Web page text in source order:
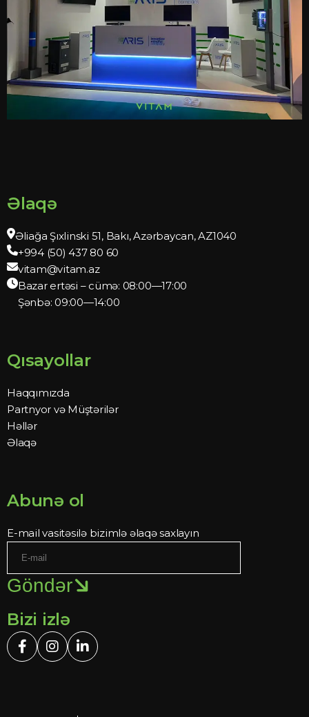
Əlaqə
Əliağa Şıxlinski 51, Bakı, Azərbaycan, AZ1040
+994 (50) 437 80 60
vitam@vitam.az
Bazar ertəsi – cümə: 08:00—17:00
Şənbə: 09:00—14:00
Qısayollar
Haqqımızda
Partnyor və Müştərilər
Həllər
Əlaqə
Abunə ol
E-mail vasitəsilə bizimlə əlaqə saxlayın
Göndər
Bizi izlə